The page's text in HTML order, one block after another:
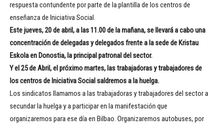
respuesta contundente por parte de la plantilla de los centros de
enseñanza de Iniciativa Social.
Este jueves, 20 de abril, a las 11.00 de la mañana, se llevará a cabo una
concentración de delegadas y delegados frente a la sede de Kristau
Eskola en Donostia, la principal patronal del sector.
Y el 25 de Abril, el próximo martes, las trabajadoras y trabajadores de
los centros de Iniciativa Social saldremos a la huelga.
Los sindicatos llamamos a las trabajadoras y trabajadores del sector a
secundar la huelga y a participar en la manifestación que
organizaremos para ese día en Bilbao. Organizaremos autobuses, por